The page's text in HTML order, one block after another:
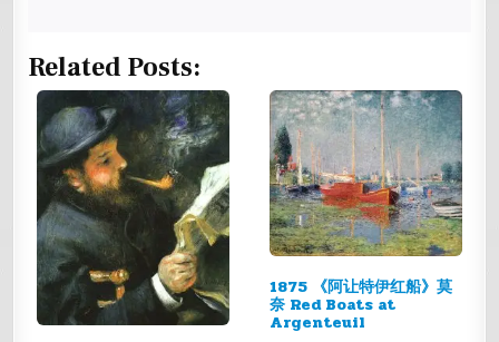
Related Posts:
1875 《阿让特伊红船》莫
奈 Red Boats at
Argenteuil